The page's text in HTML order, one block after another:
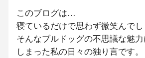
このブログは…
寝ているだけで思わず微笑んでし
そんなブルドッグの不思議な魅
しまった私の日々の独り言です。